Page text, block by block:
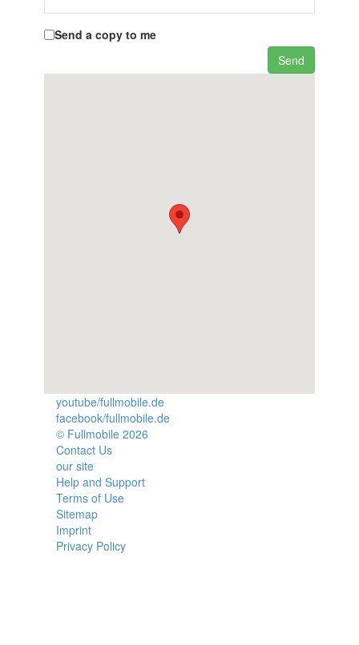
Send a copy to me
Send
youtube/fullmobile.de
facebook/fullmobile.de
© Fullmobile 2026
Contact Us
our site
Help and Support
Terms of Use
Sitemap
Imprint
Privacy Policy